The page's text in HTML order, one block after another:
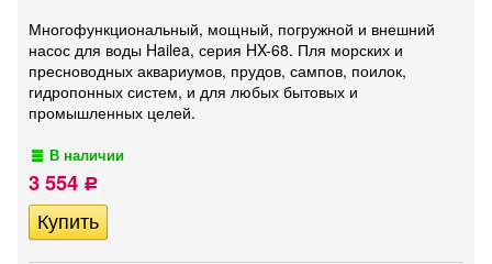
Многофункциональный, мощный, погружной и внешний
насос для воды Hailea, серия HX-68. Пля морских и
пресноводных аквариумов, прудов, сампов, поилок,
гидропонных систем, и для любых бытовых и
промышленных целей.
В наличии
3 554 Р